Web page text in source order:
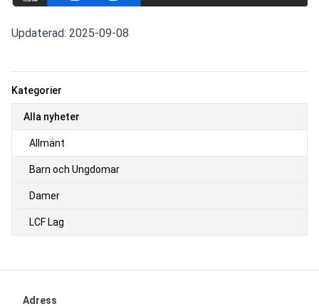
Kategorier
Alla nyheter
Allmänt
Barn och Ungdomar
Damer
LCF Lag
Updaterad: 2025-09-08
Adress